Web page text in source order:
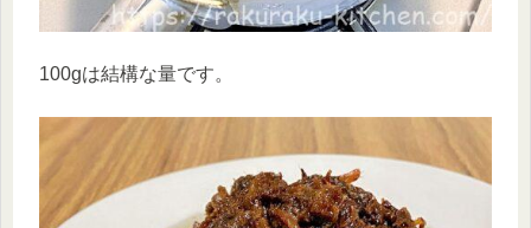
100gは結構な量です。